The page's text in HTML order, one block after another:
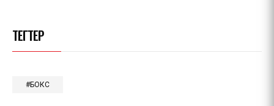
ТЕГТЕР
#БОКС